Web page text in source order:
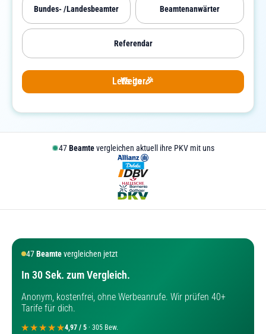
Bundes- /Landesbeamter Beamtenanwärter
Referendar
Let's go 🎉
Weiter
45Beamtevergleichen aktuell ihre PKV mit uns
45Beamtevergleichen jetzt
In 30 Sek. zum Vergleich.
Anonym, kostenfrei, ohne Werbeanrufe. Wir prüfen 40+
Tarife für dich.
4,97 / 5 · 305 Bew.